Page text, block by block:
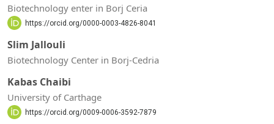
Biotechnology enter in Borj Ceria
https://orcid.org/0000-0003-4826-8041
Slim Jallouli
Biotechnology Center in Borj-Cedria
Kabas Chaibi
University of Carthage
https://orcid.org/0009-0006-3592-7879